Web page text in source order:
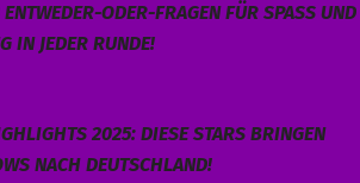
ODER-FRAGEN FÜR SPASS UND S
IN JEDER RUNDE!
2025: DIESE STARS BRINGEN
NACH DEUTSCHLAND!